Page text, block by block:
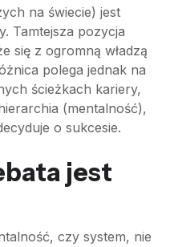
na świecie) jest
Tamtejsza pozycja
się z ogromną władzą
polega jednak na
ścieżkach kariery,
(mentalność),
o sukcesie.
jest
czy system, nie